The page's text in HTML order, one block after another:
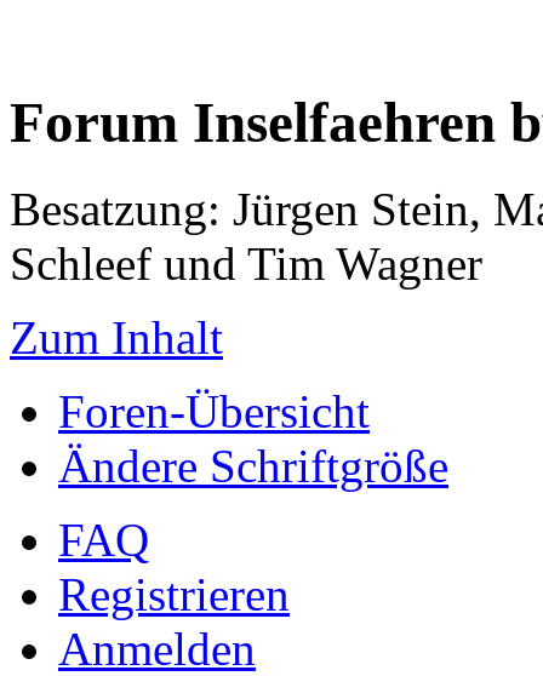
Forum Inselfaehren
Besatzung: Jürgen Stein,
Schleef und Tim Wagner
Zum Inhalt
Foren-Übersicht
Ändere Schriftgröße
FAQ
Registrieren
Anmelden